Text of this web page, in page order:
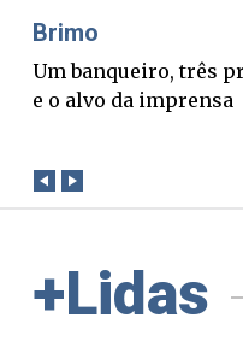
Misael Elias
O Boato corre
verdade. Mas
+Lidas